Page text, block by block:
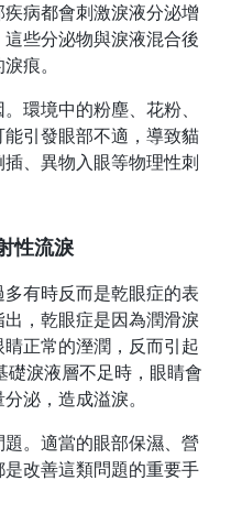
疾病都會刺激淚液分泌增
些分泌物與淚液混合後
痕。
環境中的粉塵、花粉、
引發眼部不適，導致貓
、異物入眼等物理性刺
性流淚
有時反而是乾眼症的表
出，乾眼症是因為潤滑淚
正常的溼潤，反而引起
礎淚液層不足時，眼睛會
泌，造成溢淚。
。適當的眼部保濕、營
改善這類問題的重要手